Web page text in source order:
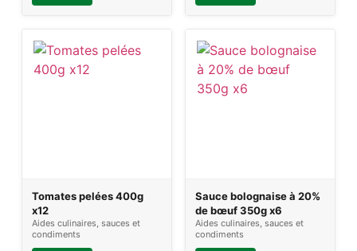
Tomates pelées 400g
x12
Aides culinaires, sauces et
condiments
Sauce bolognaise à 20%
de bœuf 350g x6
Aides culinaires, sauces et
condiments